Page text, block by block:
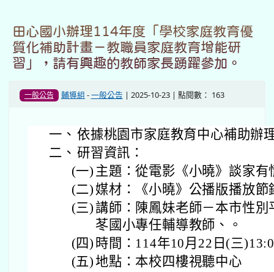
田心國小辦理114年度「學校家庭教育優
質化補助計畫－教職員家庭教育增能研
習」，請有興趣的教師家長踴躍參加。
一般公告 輔導組 -一般公告 | 2025-10-23 | 點閱數： 163
一、 依據桃園市家庭教育中心補助辦
二、 研習資訊：
(一) 主題：從電影《小曉》談家
(二)媒材：《小曉》公播版播放節
(三)講師：陳鳳妹老師－本市性
苳國小專任輔導教師、。
(四) 時間：114年10月22日(三
(五)地點：本校四樓視聽中心